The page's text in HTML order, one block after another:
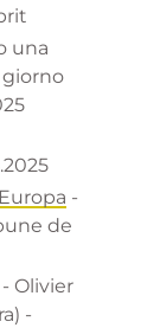
una
giorno
-
de
- Olivier
-